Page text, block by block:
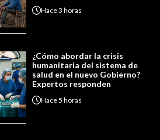
Hace3 horas
¿Cómo abordar la crisis
humanitaria del sistema de
salud en el nuevo Gobierno?
Expertos responden
Hace5 horas